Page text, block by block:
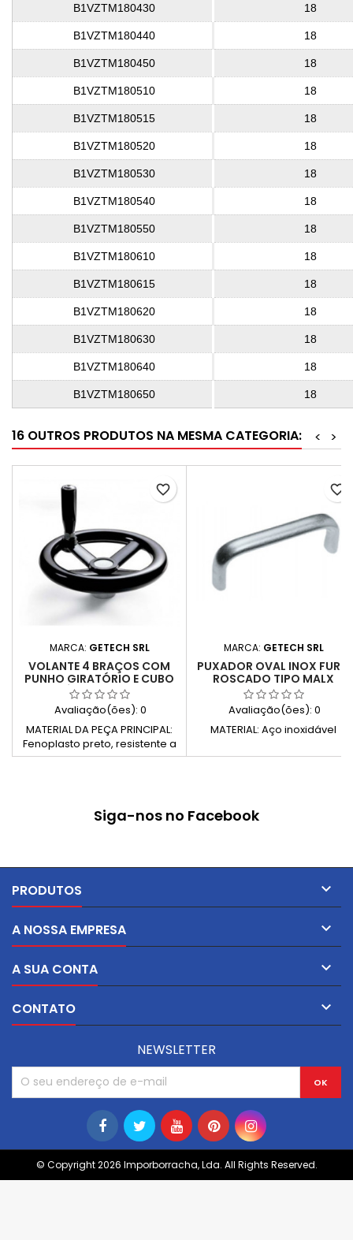
B1VZTM180430 18
B1VZTM180440 18
B1VZTM180450 18
B1VZTM180510 18
B1VZTM180515 18
B1VZTM180520 18
B1VZTM180530 18
B1VZTM180540 18
B1VZTM180550 18
B1VZTM180610 18
B1VZTM180615 18
B1VZTM180620 18
B1VZTM180630 18
B1VZTM180640 18
B1VZTM180650 18
16 OUTROS PRODUTOS NA MESMA CATEGORIA: >
<
MARCA: GETECH SRL
VOLANTE 4 BRAÇOS COM
PUNHO GIRATÓRIO E CUBO
VISÍVEL TIPO VLGA
Avaliação(ões): 0
MATERIAL DA PEÇA PRINCIPAL:
Fenoplasto preto, resistente a
solventes, óleos, gorduras e
pré-formada OUTROS
COMPONENTES DE PLÁSTICO:
favorite_border
MARCA: GETECH SRL
PUXADOR OVAL INOX FURO
ROSCADO TIPO MALX
Avaliação(ões): 0
MATERIAL: Aço inoxidável
favorite_border
Siga-nos no Facebook
PRODUTOS 
A NOSSA EMPRESA 
A SUA CONTA 
CONTATO 
NEWSLETTER
© Copyright 2026 Imporborracha, Lda. All Rights Reserved.